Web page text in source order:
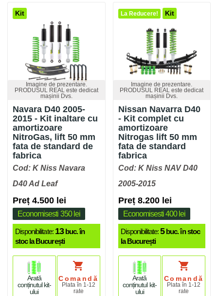
Kit
Imagine de prezentare.
PRODUSUL REAL este dedicat
mașinii Dvs.
Navara D40 2005-
2015 - Kit inaltare cu
amortizoare
NitroGas, lift 50 mm
fata de standard de
fabrica
Cod: K Niss Navara
D40 Ad Leaf
Preț 4.500 lei
Economisesti 350 lei
Disponibilitate: 13buc. în
stoc la București
Arată
conținutul kit-
ului
shopping_cart
Comandă
Plata în 1-12
rate
La Reducere! Kit
Imagine de prezentare.
PRODUSUL REAL este dedicat
mașinii Dvs.
Nissan Navarra D40
- Kit complet cu
amortizoare
Nitrogas lift 50 mm
fata de standard
fabrica
Cod: K Niss NAV D40
2005-2015
Preț 8.200 lei
Economisesti 400 lei
Disponibilitate:5buc. în stoc
la București
Arată
conținutul kit-
ului
shopping_cart
Comandă
Plata în 1-12
rate